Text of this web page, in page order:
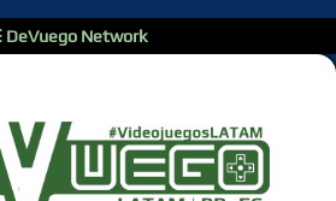
DeVuego Network